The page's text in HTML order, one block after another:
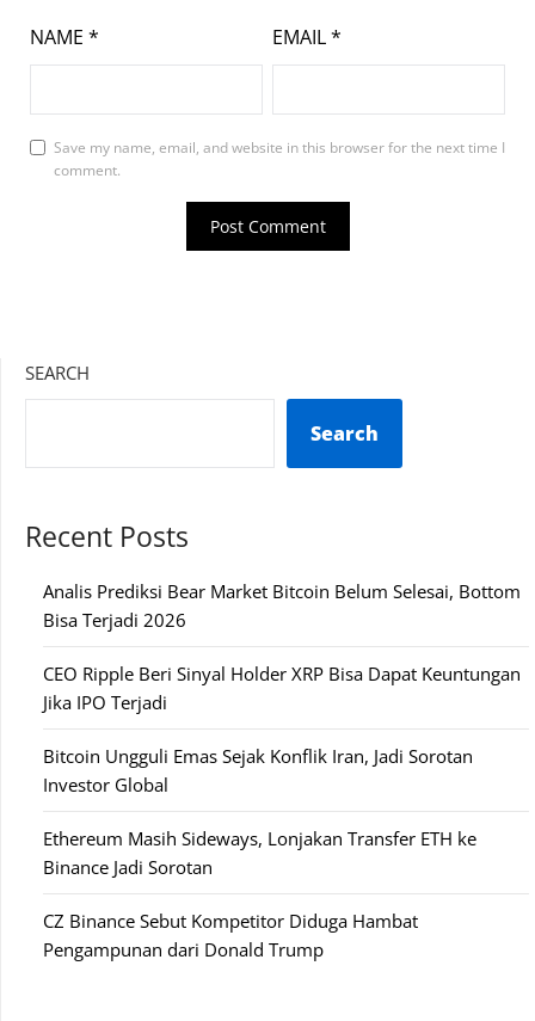
NAME * EMAIL*
Save my name, email, and website in this browser for the next time I
comment.
SEARCH
Search
Recent Posts
Analis Prediksi Bear Market Bitcoin Belum Selesai, Bottom
Bisa Terjadi 2026
CEO Ripple Beri Sinyal Holder XRP Bisa Dapat Keuntungan
Jika IPO Terjadi
Bitcoin Ungguli Emas Sejak Konflik Iran, Jadi Sorotan
Investor Global
Ethereum Masih Sideways, Lonjakan Transfer ETH ke
Binance Jadi Sorotan
CZ Binance Sebut Kompetitor Diduga Hambat
Pengampunan dari Donald Trump